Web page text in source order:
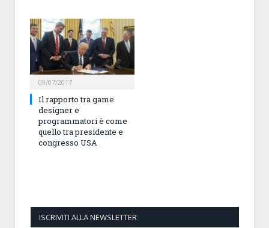
09/07/2017
Il rapporto tra game
designer e
programmatori è come
quello tra presidente e
congresso USA
ISCRIVITI ALLA NEWSLETTER